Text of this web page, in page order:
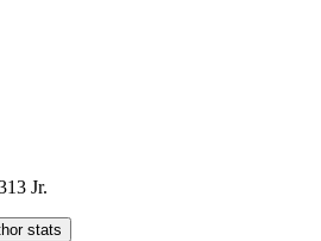
13 Jr.
stats